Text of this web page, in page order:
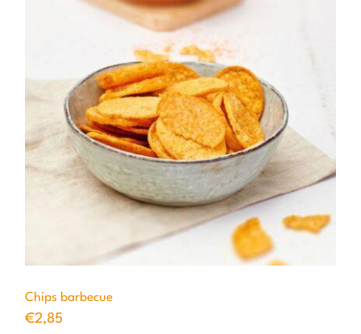
Chips barbecue
€2,85